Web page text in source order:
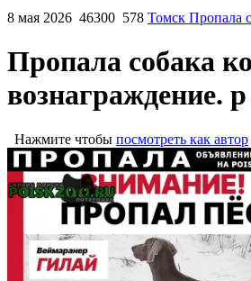
8 мая 2026 46300 578 Томск Пропала
Пропала собака
вознаграждение. р
Нажмите чтобы посмотреть как автор